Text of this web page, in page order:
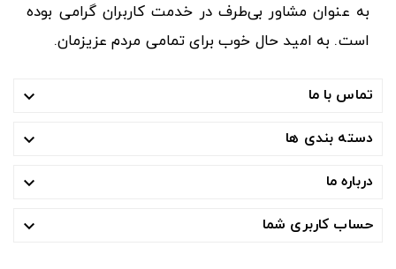
به عنوان مشاور بی‌طرف در خدمت کاربران گرامی بوده
است. به امید حال خوب برای تمامی مردم عزیزمان.
تماس با ما 
دسته بندی ها 
درباره ما 
حساب کاربری شما 